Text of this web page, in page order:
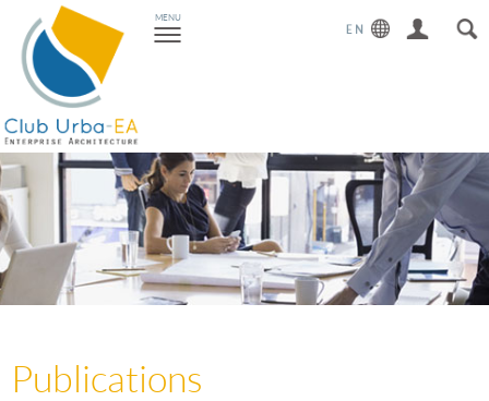
Toggle
navigation
MENU
Publications